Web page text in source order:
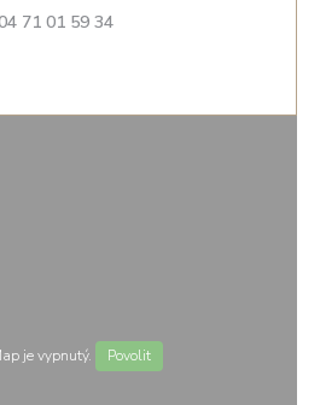
71 01 59 34
je vypnutý. Povolit